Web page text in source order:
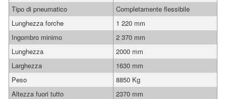
Tipo di pneumatico
Completamente flessibile
Lunghezza forche
1 220 mm
Ingombro minimo
2 370 mm
Lunghezza
2000 mm
Larghezza
1630 mm
Peso
8850 Kg
Altezza fuori tutto
2370 mm